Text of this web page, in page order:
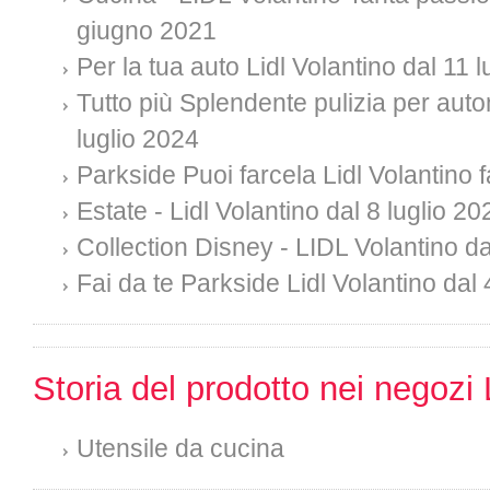
giugno 2021
Per la tua auto Lidl Volantino dal 11
Tutto più Splendente pulizia per
luglio 2024
Parkside Puoi farcela Lidl Volantino
Estate - Lidl Volantino dal 8 luglio
Collection Disney - LIDL Volantino
Fai da te Parkside Lidl Volantino dal
Storia del prodotto nei negozi
Utensile da cucina